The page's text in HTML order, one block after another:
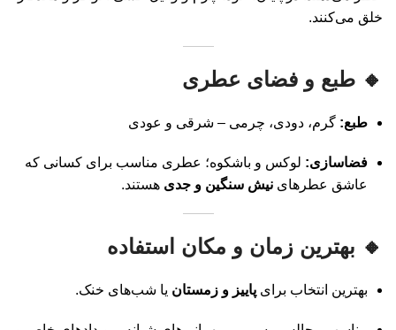
خلق می‌کنند.
🔸 طبع و فضای عطری
طبع: گرم، دودی، چرمی – شرقی و عودی
فضاسازی: لوکس و باشکوه؛ عطری مناسب برای کسانی که
عاشق عطرهای نیش سنگین و جدی هستند.
🔸 بهترین زمان و مکان استفاده
بهترین انتخاب برای پاییز و زمستان یا شب‌های خنک.